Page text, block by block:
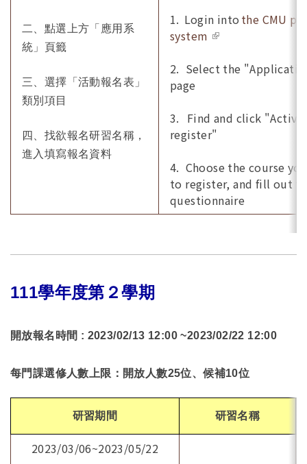
二、點選上方「應用系
統」頁籤
三、選擇「活動報名表」
類別項目
四、 找欲報名研習名稱，
進入填寫報名資料
1. Login into the CMU
system (link is
2. Select the
page
3. Find and click
register"
4. Choose the course
to register, and fill out
questionnaire
111學年度第２學期
開放報名時間 : 2023/02/13 12:00 ~2023/02/22 12:00
每門課選修人數上限：開放人數25位、候補10位
研習期間 研習名稱
2023/03/06~2023/05/22